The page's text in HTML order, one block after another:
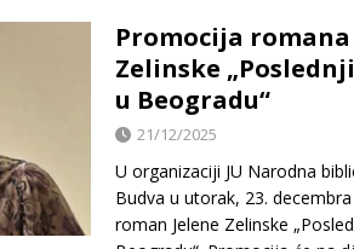
Promocija romana
Zelinske
u Beogradu“
21/12/2025
U organizaciji JU Narodna
Budva u utorak, 23.
roman Jelene Zelinske